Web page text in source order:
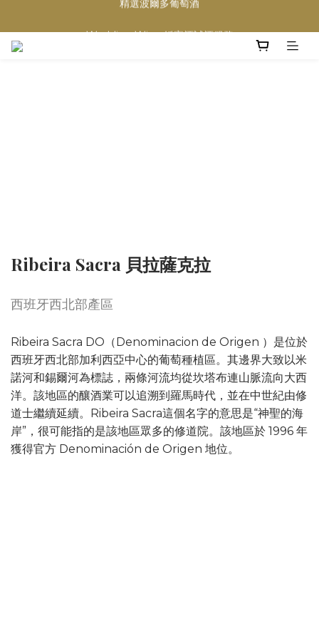
買滿任何酒類 六支 或買滿 $1200 (不限支數) 皆可享免費送貨
Ribeira Sacra 貝拉薩克拉
西班牙西北部產區
Ribeira Sacra DO（Denominacion de Origen ）是位於
西班牙西北部加利西亞中心的葡萄種植區。其邊界大致以米
諾河和錫爾河為標誌，兩條河流均從坎塔布連山脈流向大西
洋。該地區的釀酒業可以追溯到羅馬時代，並在中世紀由修
道士繼續延續。Ribeira Sacra這個名字的意思是“神聖的海
岸”，很可能指的是該地區眾多的修道院。該地區於 1996 年
獲得官方 Denominación de Origen 地位。